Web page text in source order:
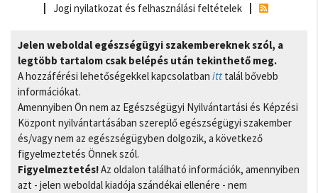
Jogi nyilatkozat és felhasználási feltételek
Jelen weboldal egészségügyi szakembereknek szól, a
legtöbb tartalom csak belépés után tekinthető meg.
A hozzáférési lehetőségekkel kapcsolatban itt talál bővebb
információkat.
Amennyiben Ön nem az Egészségügyi Nyilvántartási és Képzési
Központ nyilvántartásában szereplő egészségügyi szakember
és/vagy nem az egészségügyben dolgozik, a következő
figyelmeztetés Önnek szól.
Figyelmeztetés!Az oldalon található információk, amennyiben
azt - jelen weboldal kiadója szándékai ellenére - nem